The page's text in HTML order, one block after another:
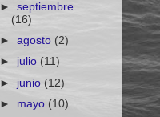
►septiembre
(16)
►agosto (2)
► julio (11)
► junio(12)
► mayo(10)